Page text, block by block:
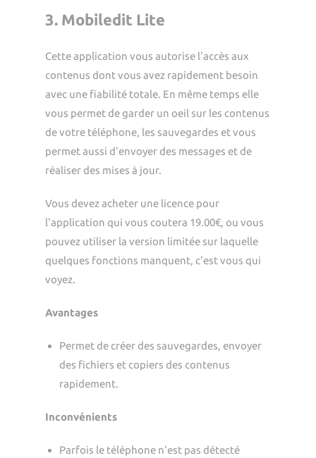
3. Mobiledit Lite
Cette application vous autorise l'accès aux
contenus dont vous avez rapidement besoin
avec une fiabilité totale. En même temps elle
vous permet de garder un oeil sur les contenus
de votre téléphone, les sauvegardes et vous
permet aussi d'envoyer des messages et de
réaliser des mises à jour.
Vous devez acheter une licence pour
l'application qui vous coutera 19.00€, ou vous
pouvez utiliser la version limitée sur laquelle
quelques fonctions manquent, c'est vous qui
voyez.
Avantages
Permet de créer des sauvegardes, envoyer
des fichiers et copiers des contenus
rapidement.
Inconvénients
Parfois le téléphone n'est pas détecté